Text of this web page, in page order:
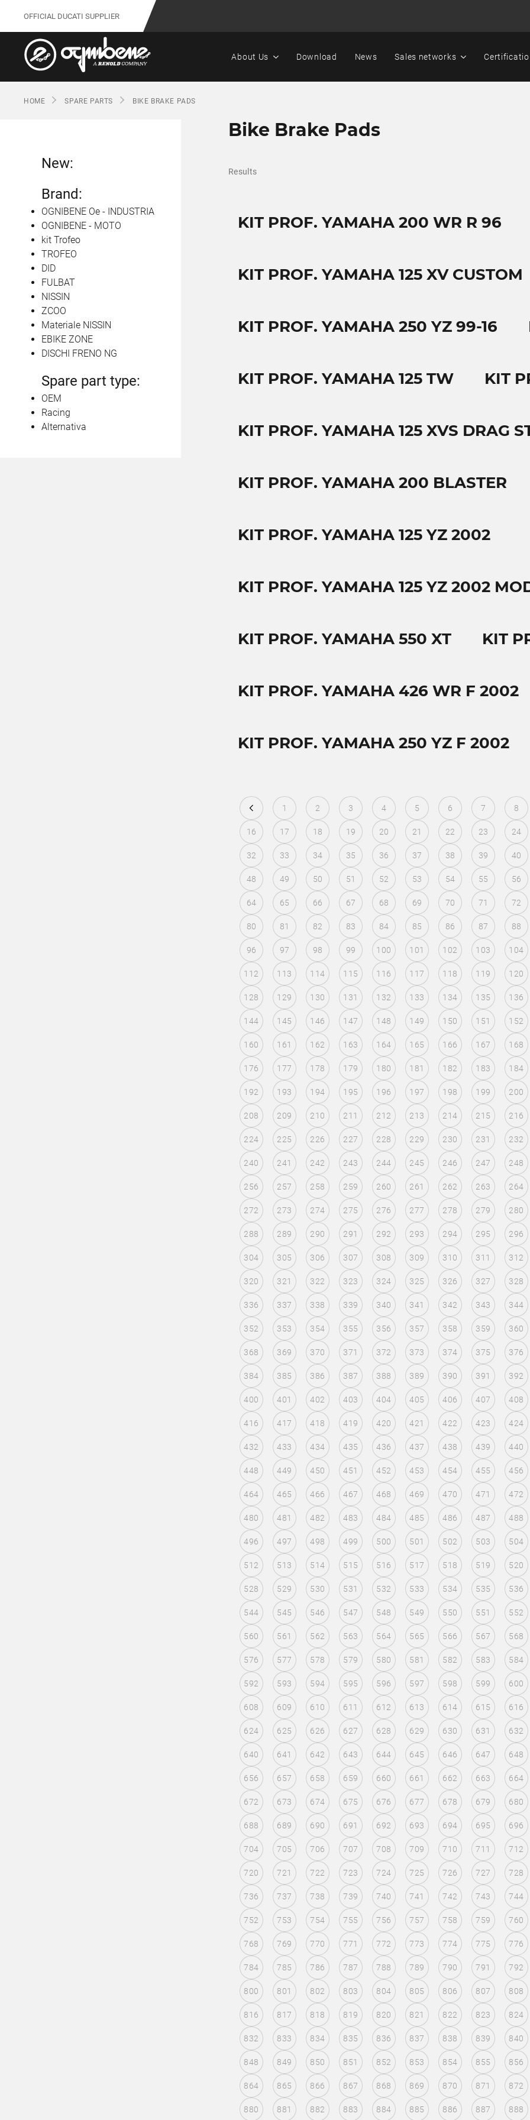
OFFICIAL DUCATI SUPPLIER
About Us Download News Sales networks
HOME SPARE PARTS BIKE BRAKE PADS
Bike Brake Pads
Results
KIT PROF. YAMAHA 200 WR R 96
KIT PROF. YAMAHA 125 XV CUSTOM
KIT PROF. YAMAHA 250 YZ 99-16
KIT PROF. YAMAHA 125 TW KIT
KIT PROF. YAMAHA 125 XVS DRAG
KIT PROF. YAMAHA 200 BLASTER
KIT PROF. YAMAHA 125 YZ 2002
KIT PROF. YAMAHA 125 YZ 2002
KIT PROF. YAMAHA 550 XT KIT
KIT PROF. YAMAHA 426 WR F 2002
KIT PROF. YAMAHA 250 YZ F 2002
1 2 3 4 5 6 7 8
16 17 18 19 20 21 22 23 24
32 33 34 35 36 37 38 39 40
48 49 50 51 52 53 54 55 56
64 65 66 67 68 69 70 71 72
80 81 82 83 84 85 86 87 88
96 97 98 99 100 101 102 103 104
112 113 114 115 116 117 118 119 120
128 129 130 131 132 133 134 135 136
144 145 146 147 148 149 150 151 152
160 161 162 163 164 165 166 167 168
176 177 178 179 180 181 182 183 184
192 193 194 195 196 197 198 199 200
208 209 210 211 212 213 214 215 216
224 225 226 227 228 229 230 231 232
240 241 242 243 244 245 246 247 248
256 257 258 259 260 261 262 263 264
272 273 274 275 276 277 278 279 280
288 289 290 291 292 293 294 295 296
304 305 306 307 308 309 310 311 312
320 321 322 323 324 325 326 327 328
336 337 338 339 340 341 342 343 344
352 353 354 355 356 357 358 359 360
368 369 370 371 372 373 374 375 376
384 385 386 387 388 389 390 391 392
400 401 402 403 404 405 406 407 408
416 417 418 419 420 421 422 423 424
432 433 434 435 436 437 438 439 440
448 449 450 451 452 453 454 455 456
464 465 466 467 468 469 470 471 472
480 481 482 483 484 485 486 487 488
496 497 498 499 500 501 502 503 504
512 513 514 515 516 517 518 519 520
528 529 530 531 532 533 534 535 536
544 545 546 547 548 549 550 551 552
560 561 562 563 564 565 566 567 568
576 577 578 579 580 581 582 583 584
592 593 594 595 596 597 598 599 600
608 609 610 611 612 613 614 615 616
624 625 626 627 628 629 630 631 632
640 641 642 643 644 645 646 647 648
656 657 658 659 660 661 662 663 664
672 673 674 675 676 677 678 679 680
688 689 690 691 692 693 694 695 696
704 705 706 707 708 709 710 711 712
720 721 722 723 724 725 726 727 728
736 737 738 739 740 741 742 743 744
752 753 754 755 756 757 758 759 760
768 769 770 771 772 773 774 775 776
784 785 786 787 788 789 790 791 792
800 801 802 803 804 805 806 807 808
816 817 818 819 820 821 822 823 824
832 833 834 835 836 837 838 839 840
848 849 850 851 852 853 854 855 856
864 865 866 867 868 869 870 871 872
880 881 882 883 884 885 886 887 888
New:
Brand:
OGNIBENE Oe - INDUSTRIA
OGNIBENE - MOTO
kit Trofeo
TROFEO
DID
FULBAT
NISSIN
ZCOO
Materiale NISSIN
EBIKE ZONE
DISCHI FRENO NG
Spare part type:
OEM
Racing
Alternativa